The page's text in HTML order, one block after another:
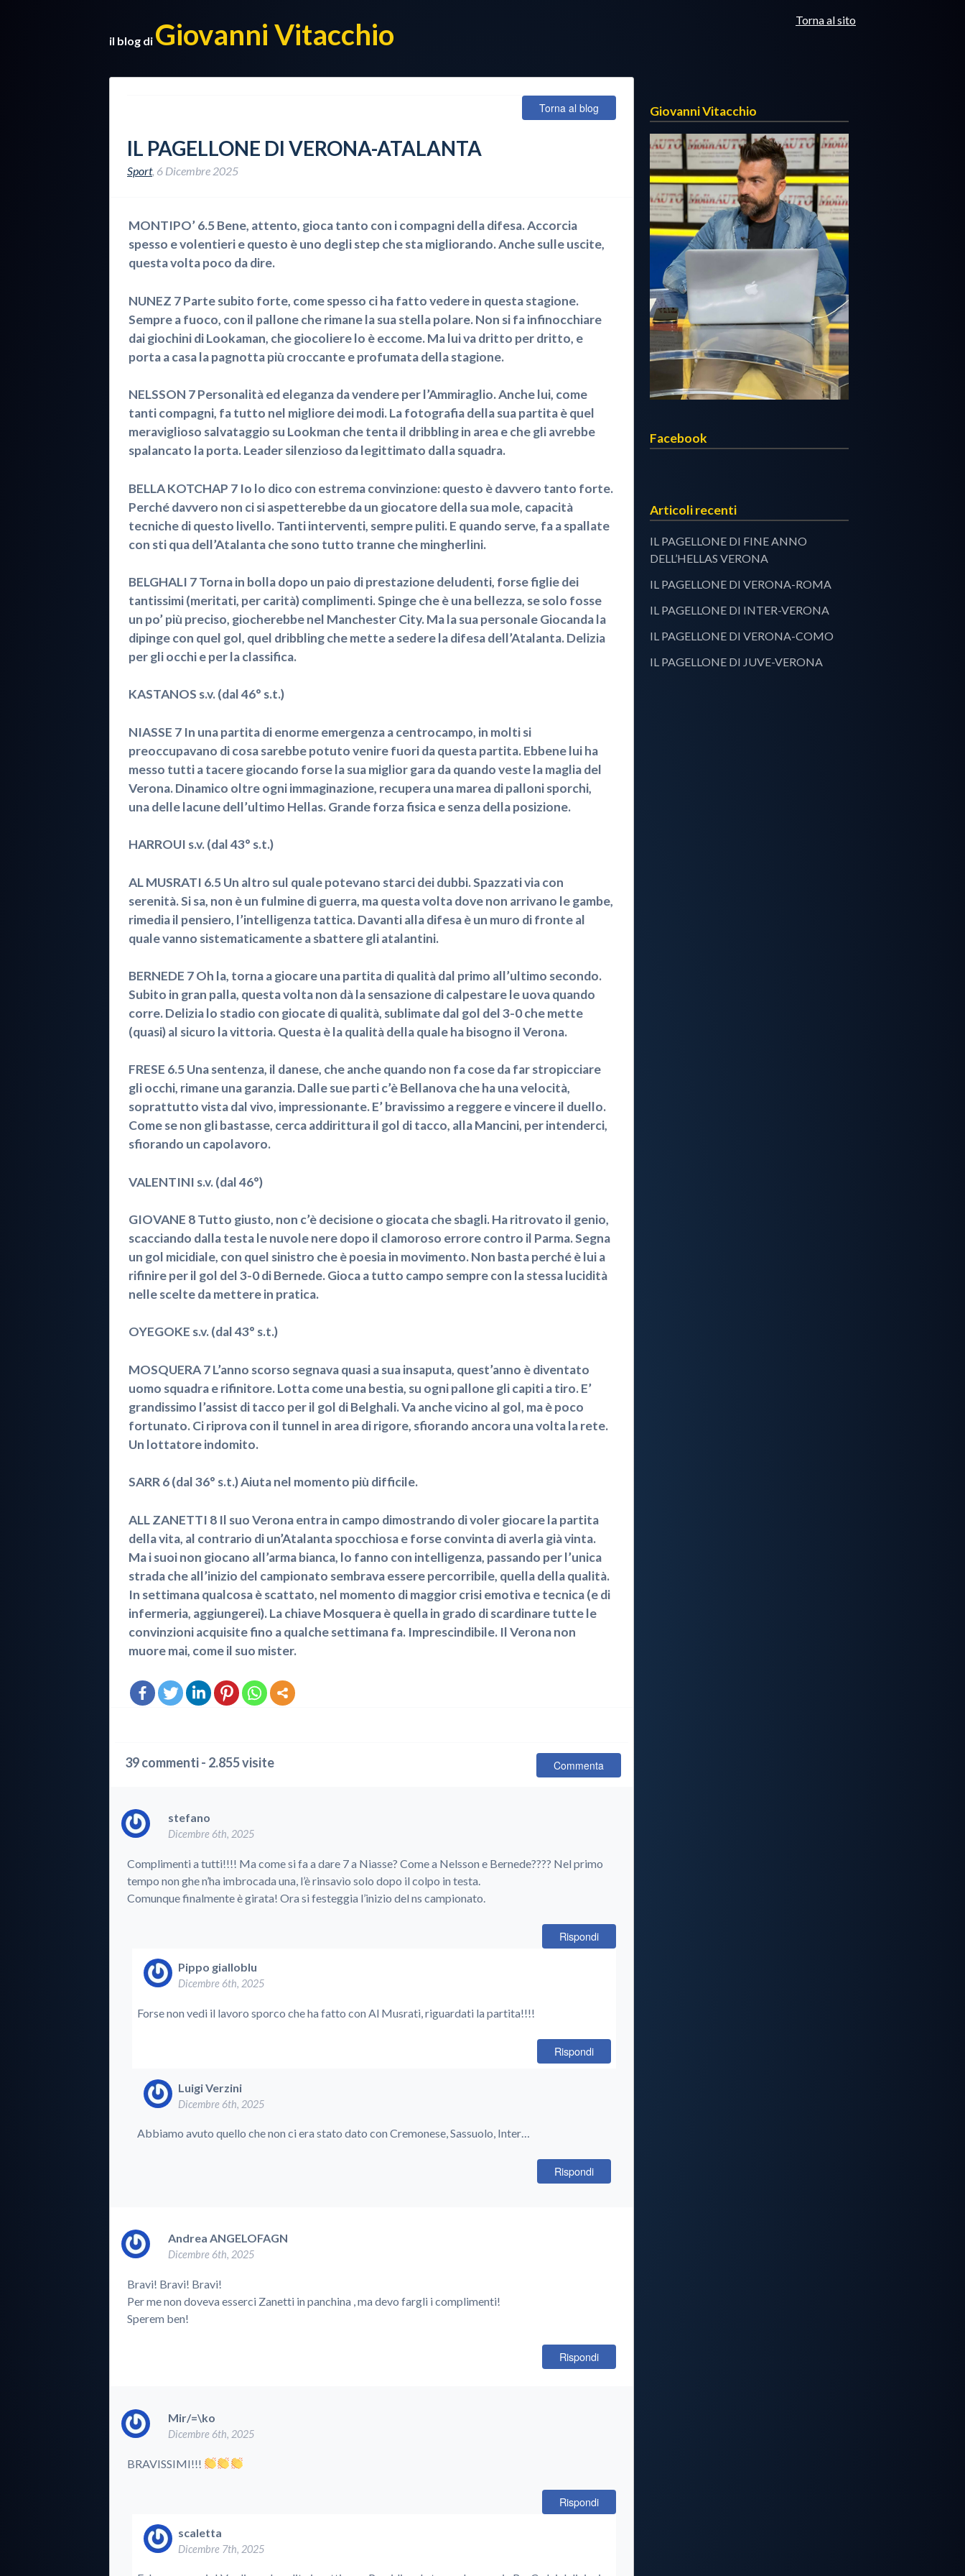
il blog di Giovanni Vitacchio Torna al sito
Torna al blog
IL PAGELLONE DI VERONA-ATALANTA
Sport, 6 Dicembre 2025
MONTIPO’ 6.5 Bene, attento, gioca tanto con i compagni della difesa. Accorcia
spesso e volentieri e questo è uno degli step che sta migliorando. Anche sulle uscite,
questa volta poco da dire.
NUNEZ 7 Parte subito forte, come spesso ci ha fatto vedere in questa stagione.
Sempre a fuoco, con il pallone che rimane la sua stella polare. Non si fa infinocchiare
dai giochini di Lookaman, che giocoliere lo è eccome. Ma lui va dritto per dritto, e
porta a casa la pagnotta più croccante e profumata della stagione.
NELSSON 7 Personalità ed eleganza da vendere per l’Ammiraglio. Anche lui, come
tanti compagni, fa tutto nel migliore dei modi. La fotografia della sua partita è quel
meraviglioso salvataggio su Lookman che tenta il dribbling in area e che gli avrebbe
spalancato la porta. Leader silenzioso da legittimato dalla squadra.
BELLA KOTCHAP 7 Io lo dico con estrema convinzione: questo è davvero tanto forte.
Perché davvero non ci si aspetterebbe da un giocatore della sua mole, capacità
tecniche di questo livello. Tanti interventi, sempre puliti. E quando serve, fa a spallate
con sti qua dell’Atalanta che sono tutto tranne che mingherlini.
BELGHALI 7 Torna in bolla dopo un paio di prestazione deludenti, forse figlie dei
tantissimi (meritati, per carità) complimenti. Spinge che è una bellezza, se solo fosse
un po’ più preciso, giocherebbe nel Manchester City. Ma la sua personale Giocanda la
dipinge con quel gol, quel dribbling che mette a sedere la difesa dell’Atalanta. Delizia
per gli occhi e per la classifica.
KASTANOS s.v. (dal 46° s.t.)
NIASSE 7 In una partita di enorme emergenza a centrocampo, in molti si
preoccupavano di cosa sarebbe potuto venire fuori da questa partita. Ebbene lui ha
messo tutti a tacere giocando forse la sua miglior gara da quando veste la maglia del
Verona. Dinamico oltre ogni immaginazione, recupera una marea di palloni sporchi,
una delle lacune dell’ultimo Hellas. Grande forza fisica e senza della posizione.
HARROUI s.v. (dal 43° s.t.)
AL MUSRATI 6.5 Un altro sul quale potevano starci dei dubbi. Spazzati via con
serenità. Si sa, non è un fulmine di guerra, ma questa volta dove non arrivano le gambe,
rimedia il pensiero, l’intelligenza tattica. Davanti alla difesa è un muro di fronte al
quale vanno sistematicamente a sbattere gli atalantini.
BERNEDE 7 Oh la, torna a giocare una partita di qualità dal primo all’ultimo secondo.
Subito in gran palla, questa volta non dà la sensazione di calpestare le uova quando
corre. Delizia lo stadio con giocate di qualità, sublimate dal gol del 3-0 che mette
(quasi) al sicuro la vittoria. Questa è la qualità della quale ha bisogno il Verona.
FRESE 6.5 Una sentenza, il danese, che anche quando non fa cose da far stropicciare
gli occhi, rimane una garanzia. Dalle sue parti c’è Bellanova che ha una velocità,
soprattutto vista dal vivo, impressionante. E’ bravissimo a reggere e vincere il duello.
Come se non gli bastasse, cerca addirittura il gol di tacco, alla Mancini, per intenderci,
sfiorando un capolavoro.
VALENTINI s.v. (dal 46°)
GIOVANE 8 Tutto giusto, non c’è decisione o giocata che sbagli. Ha ritrovato il genio,
scacciando dalla testa le nuvole nere dopo il clamoroso errore contro il Parma. Segna
un gol micidiale, con quel sinistro che è poesia in movimento. Non basta perché è lui a
rifinire per il gol del 3-0 di Bernede. Gioca a tutto campo sempre con la stessa lucidità
nelle scelte da mettere in pratica.
OYEGOKE s.v. (dal 43° s.t.)
MOSQUERA 7 L’anno scorso segnava quasi a sua insaputa, quest’anno è diventato
uomo squadra e rifinitore. Lotta come una bestia, su ogni pallone gli capiti a tiro. E’
grandissimo l’assist di tacco per il gol di Belghali. Va anche vicino al gol, ma è poco
fortunato. Ci riprova con il tunnel in area di rigore, sfiorando ancora una volta la rete.
Un lottatore indomito.
SARR 6 (dal 36° s.t.) Aiuta nel momento più difficile.
ALL ZANETTI 8 Il suo Verona entra in campo dimostrando di voler giocare la partita
della vita, al contrario di un’Atalanta spocchiosa e forse convinta di averla già vinta.
Ma i suoi non giocano all’arma bianca, lo fanno con intelligenza, passando per l’unica
strada che all’inizio del campionato sembrava essere percorribile, quella della qualità.
In settimana qualcosa è scattato, nel momento di maggior crisi emotiva e tecnica (e di
infermeria, aggiungerei). La chiave Mosquera è quella in grado di scardinare tutte le
convinzioni acquisite fino a qualche settimana fa. Imprescindibile. Il Verona non
muore mai, come il suo mister.
39 commenti - 2.855 visite Commenta
stefano
Dicembre 6th, 2025
Complimenti a tutti!!!! Ma come si fa a dare 7 a Niasse? Come a Nelsson e Bernede???? Nel primo
tempo non ghe n’ha imbrocada una, l’è rinsavìo solo dopo il colpo in testa.
Comunque finalmente è girata! Ora si festeggia l’inizio del ns campionato.
Rispondi
Pippo gialloblu
Dicembre 6th, 2025
Forse non vedi il lavoro sporco che ha fatto con Al Musrati, riguardati la partita!!!!
Rispondi
Luigi Verzini
Dicembre 6th, 2025
Abbiamo avuto quello che non ci era stato dato con Cremonese, Sassuolo, Inter…
Rispondi
Andrea ANGELOFAGN
Dicembre 6th, 2025
Bravi! Bravi! Bravi!
Per me non doveva esserci Zanetti in panchina , ma devo fargli i complimenti!
Sperem ben!
Rispondi
Mir/=\ko
Dicembre 6th, 2025
BRAVISSIMI!!!
Rispondi
scaletta
Dicembre 7th, 2025
Giovanni Vitacchio
Facebook
Articoli recenti
IL PAGELLONE DI FINE ANNO
DELL’HELLAS VERONA
IL PAGELLONE DI VERONA-ROMA
IL PAGELLONE DI INTER-VERONA
IL PAGELLONE DI VERONA-COMO
IL PAGELLONE DI JUVE-VERONA